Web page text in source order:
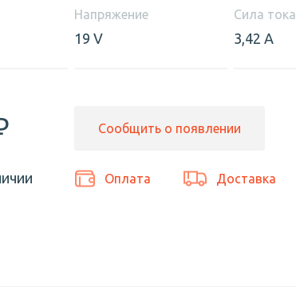
Напряжение
19 V
Сила тока
3,42 А
Сообщить о появлении
Оплата Доставка